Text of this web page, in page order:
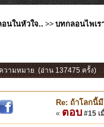
นในหัวใจ.. >>บทกลอนไพเร
วามหมาย (อ่าน 137475 ครั้ง)
Re: ถ้าโลกนี้
« ตอบ #15 เ